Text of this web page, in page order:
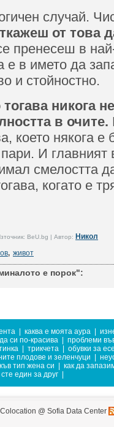
случай.
от това
пренесеш в
е в името да
и стойностно.
никога
в очите.
което някога е
И главният
смелостта
когато е
BeU.bg | Автор: Никол
, живот
е порок":
каква е моята аура
си по-красива
проблеми
трикчета
обувки за
плодове и зеленчуци
тип жена си
как да
един за друг
Colocation @ Sofia Data Center